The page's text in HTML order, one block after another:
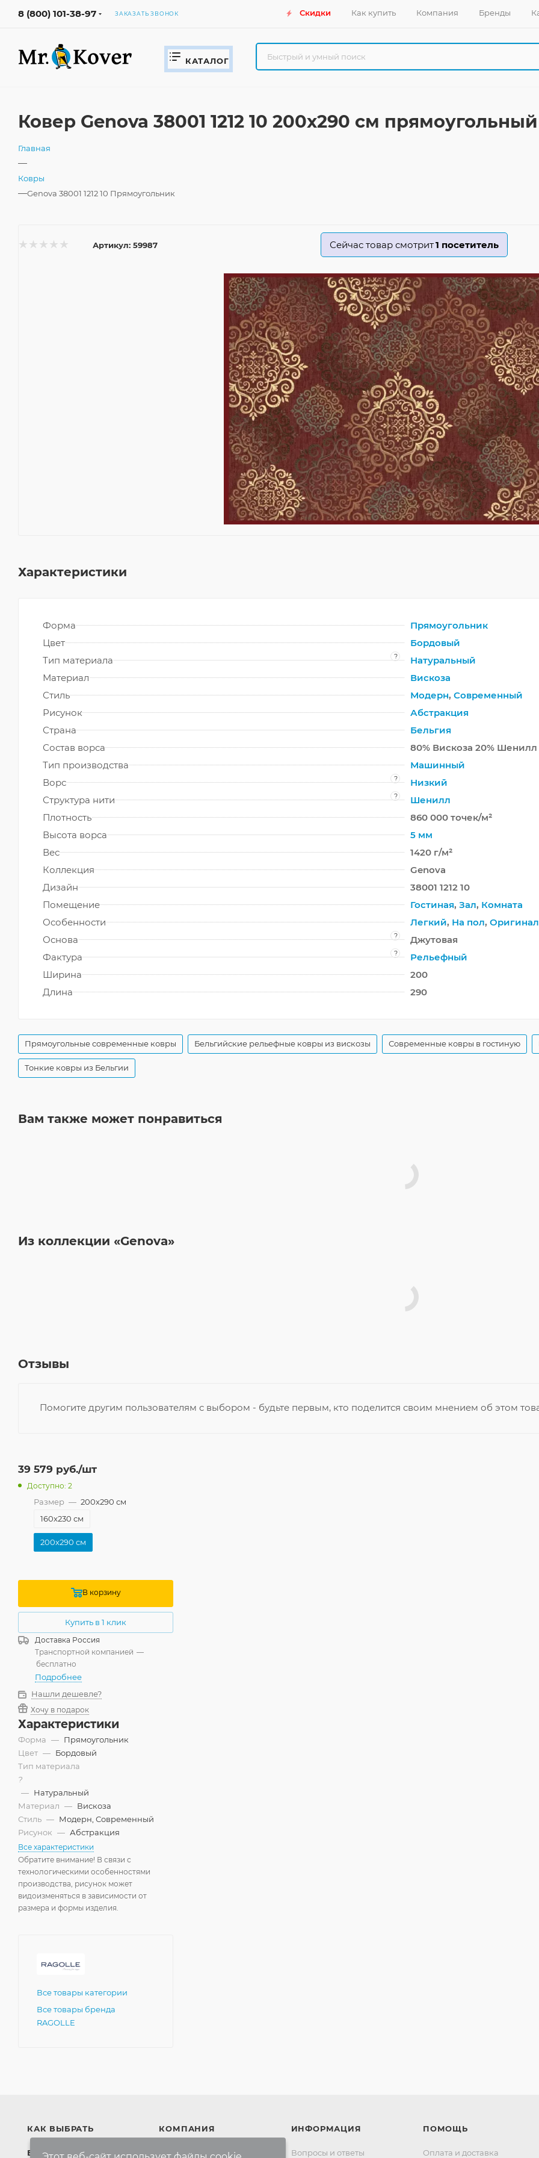
8 (800) 101-38-97 ЗАКАЗАТЬ ЗВОНОК Скидки Как купить Компания Бренды
КАТАЛОГ
Ковер Genova 38001 1212 10 200x290 см прямоугольный
Главная
—
Ковры
—Genova 38001 1212 10 Прямоугольник
Артикул: 59987 Сейчас товар смотрит1 посетитель
Характеристики
Форма
Прямоугольник
Цвет
Бордовый
Тип материала
?
Натуральный
Материал
Вискоза
Стиль
Модерн, Современный
Рисунок
Абстракция
Страна
Бельгия
Состав ворса
80% Вискоза 20% Шенилл
Тип производства
Машинный
Ворс
?
Низкий
Структура нити
?
Шенилл
Плотность
860 000 точек/м²
Высота ворса
5 мм
Вес
1420 г/м²
Коллекция
Genova
Дизайн
38001 1212 10
Помещение
Гостиная, Зал, Комната
Особенности
Легкий, На пол,
Основа
?
Джутовая
Фактура
?
Рельефный
Ширина
200
Длина
290
Прямоугольные современные ковры Бельгийские рельефные ковры из вискозы Современные ковры в гостиную
Тонкие ковры из Бельгии
Вам также может понравиться
Из коллекции «Genova»
Отзывы
Помогите другим пользователям с выбором - будьте первым, кто поделится своим мнением об этом
39 579 руб./шт
Доступно: 2
Размер — 200x290 см
160x230 см
200x290 см
В корзину
Купить в 1 клик
Доставка Россия
Транспортной компанией —
бесплатно
Подробнее
Нашли дешевле?
Хочу в подарок
Характеристики
Форма — Прямоугольник
Цвет — Бордовый
Тип материала
?
— Натуральный
Материал — Вискоза
Стиль — Модерн, Современный
Рисунок — Абстракция
Все характеристики
Обратите внимание! В связи с
технологическими особенностями
производства, рисунок может
видоизменяться в зависимости от
размера и формы изделия.
Все товары категории
Все товары бренда
RAGOLLE
КАК ВЫБРАТЬ
БРЕНДЫ
КОМПАНИЯ
Компания
ИНФОРМАЦИЯ
Вопросы и ответы
ПОМОЩЬ
Оплата и доставка